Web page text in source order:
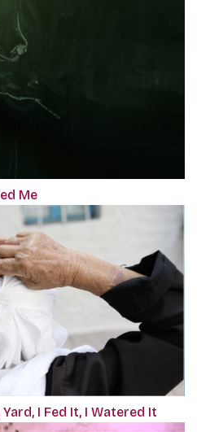
Me
I Fed It, I Watered It